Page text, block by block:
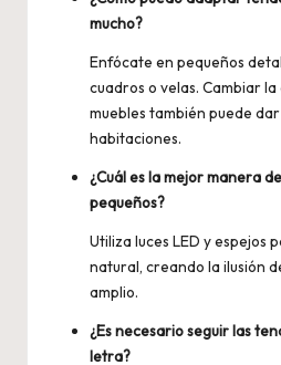
mucho?
Enfócate en pequeños
cuadros o velas. Cambiar
muebles también puede
habitaciones.
¿Cuál es la mejor manera
pequeños?
Utiliza luces LED y espejos
natural, creando la ilusión
amplio.
¿Es necesario seguir las
letra?